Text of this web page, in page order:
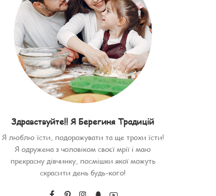
Здравствуйте!! Я Берегиня Традицій
Я люблю їсти, подорожувати та ще трохи їсти!
Я одружена з чоловіком своєї мрії і маю
прекрасну дівчинку, посмішки якої можуть
скрасити день будь-кого!